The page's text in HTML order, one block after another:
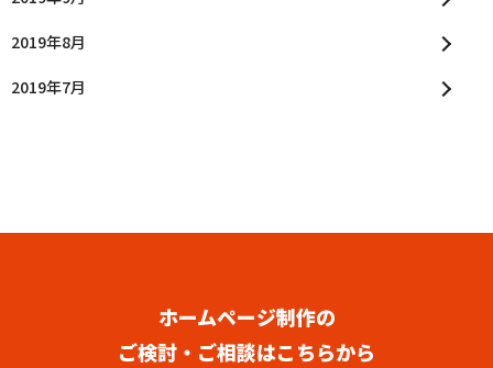
2019年8月
2019年7月
ホームページ制作の
ご検討・ご相談はこちらから